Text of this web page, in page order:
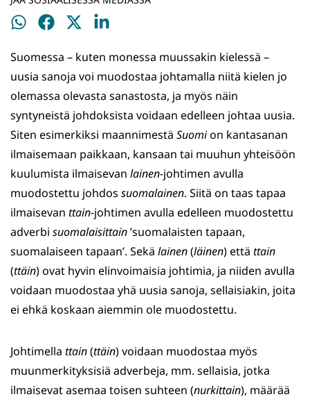
Jaa
Jaa
Jaa
Jaa
Suomessa – kuten monessa muussakin kielessä –
uusia sanoja voi muodostaa johtamalla niitä kielen jo
olemassa olevasta sanastosta, ja myös näin
syntyneistä johdoksista voidaan edelleen johtaa uusia.
Siten esimerkiksi maannimestä Suomion kantasanan
ilmaisemaan paikkaan, kansaan tai muuhun yhteisöön
kuulumista ilmaisevan lainen-johtimen avulla
muodostettu johdos suomalainen. Siitä on taas tapaa
ilmaisevan ttain-johtimen avulla edelleen muodostettu
adverbi suomalaisittain’suomalaisten tapaan,
suomalaiseen tapaan’. Sekä lainen(läinen) että ttain
(ttäin) ovat hyvin elinvoimaisia johtimia, ja niiden avulla
voidaan muodostaa yhä uusia sanoja, sellaisiakin, joita
ei ehkä koskaan aiemmin ole muodostettu.
Johtimella ttain(ttäin) voidaan muodostaa myös
muunmerkityksisiä adverbeja, mm. sellaisia, jotka
ilmaisevat asemaa toisen suhteen (nurkittain), määrää